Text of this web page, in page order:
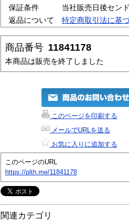
保証条件
当社販売日後セン
返品について
特定商取引法に基
商品番号 11841178
本商品は販売を終了しました
このページを印刷する
メールでURLを送る
お気に入りに追加する
このページのURL
https://plth.me/11841178
関連カテゴリ